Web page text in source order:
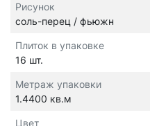
Рисунок
соль-перец / фьюжн
Плиток в упаковке
16 шт.
Метраж упаковки
1.4400 кв.м
Цвет